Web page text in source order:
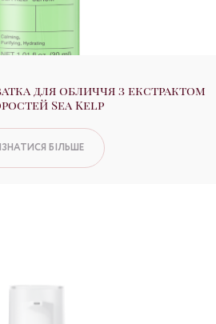
для обличчя з екстрактом
Sea Kelp
БІЛЬШЕ